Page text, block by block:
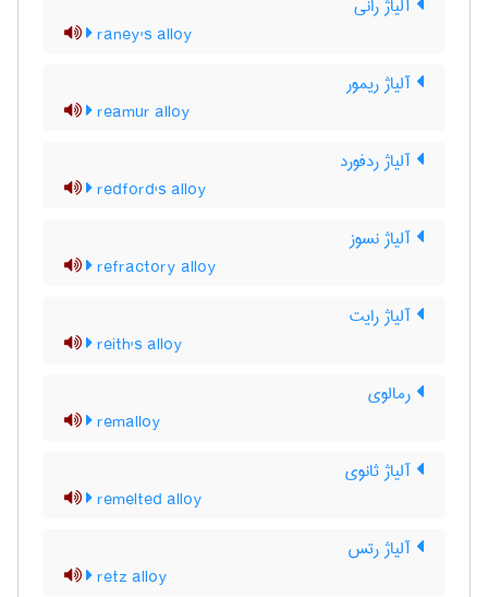
آلیاژ رانی
raney's alloy
آلیاژ ریمور
reamur alloy
آلیاژ ردفورد
redford's alloy
آلیاژ نسوز
refractory alloy
آلیاژ رایت
reith's alloy
رمالوی
remalloy
آلیاژ ثانوی
remelted alloy
آلیاژ رتس
retz alloy